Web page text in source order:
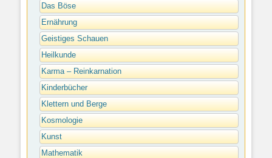
Das Böse
Ernährung
Geistiges Schauen
Heilkunde
Karma – Reinkarnation
Kinderbücher
Klettern und Berge
Kosmologie
Kunst
Mathematik